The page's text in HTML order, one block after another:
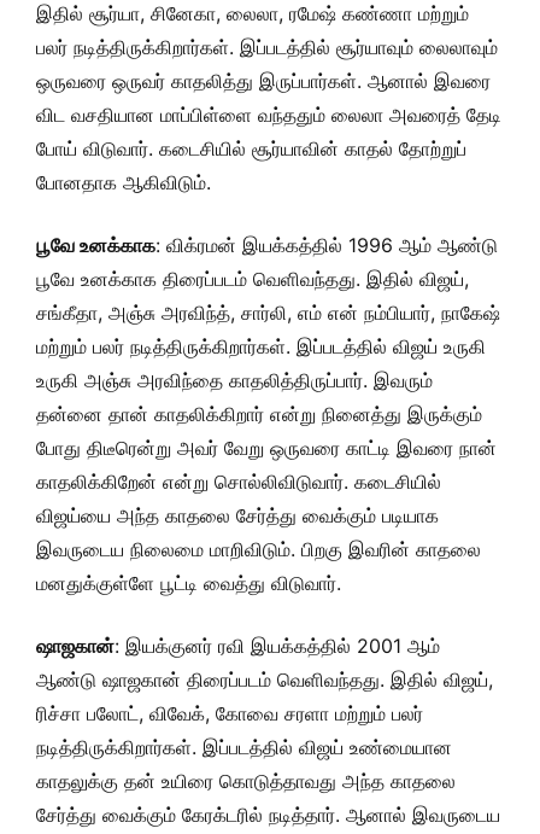
இதில் சூர்யா, சினேகா, லைலா, ரமேஷ் கண்ணா மற்றும்
பலர் நடித்திருக்கிறார்கள். இப்படத்தில் சூர்யாவும் லைலாவும்
ஒருவரை ஒருவர் காதலித்து இருப்பார்கள். ஆனால் இவரை
விட வசதியான மாப்பிள்ளை வந்ததும் லைலா அவரைத் தேடி
போய் விடுவார். கடைசியில் சூர்யாவின் காதல் தோற்றுப்
போனதாக ஆகிவிடும்.
பூவே உனக்காக: விக்ரமன் இயக்கத்தில் 1996 ஆம் ஆண்டு
பூவே உனக்காக திரைப்படம் வெளிவந்தது. இதில் விஜய்,
சங்கீதா, அஞ்சு அரவிந்த், சார்லி, எம் என் நம்பியார், நாகேஷ்
மற்றும் பலர் நடித்திருக்கிறார்கள். இப்படத்தில் விஜய் உருகி
உருகி அஞ்சு அரவிந்தை காதலித்திருப்பார். இவரும்
தன்னை தான் காதலிக்கிறார் என்று நினைத்து இருக்கும்
போது திடீரென்று அவர் வேறு ஒருவரை காட்டி இவரை நான்
காதலிக்கிறேன் என்று சொல்லிவிடுவார். கடைசியில்
விஜய்யை அந்த காதலை சேர்த்து வைக்கும் படியாக
இவருடைய நிலைமை மாறிவிடும். பிறகு இவரின் காதலை
மனதுக்குள்ளே பூட்டி வைத்து விடுவார்.
ஷாஜகான்: இயக்குனர் ரவி இயக்கத்தில் 2001 ஆம்
ஆண்டு ஷாஜகான் திரைப்படம் வெளிவந்தது. இதில் விஜய்,
ரிச்சா பலோட், விவேக், கோவை சரளா மற்றும் பலர்
நடித்திருக்கிறார்கள். இப்படத்தில் விஜய் உண்மையான
காதலுக்கு தன் உயிரை கொடுத்தாவது அந்த காதலை
சேர்த்து வைக்கும் கேரக்டரில் நடித்தார். ஆனால் இவருடைய